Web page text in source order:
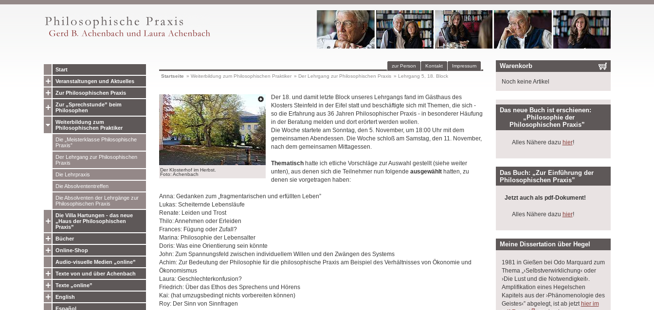
Start
Veranstaltungen und Aktuelles
Zur Philosophischen Praxis
Zur „Sprechstunde” beim
Philosophen
Weiterbildung zum
Philosophischen Praktiker
Die „Meisterklasse Philosophische
Praxis”
Der Lehrgang zur Philosophischen
Praxis
Die Lehrpraxis
Die Absolvententreffen
Die Absolventen der Lehrgänge zur
Philosophischen Praxis
Die Villa Hartungen - das neue
„Haus der Philosophischen
Praxis”
Bücher
Online-Shop
Audio-visuelle Medien „online”
Texte von und über Achenbach
Texte „online”
English
Español
Impressum
Kontakt
zur Person
Startseite » Weiterbildung zum Philosophischen Praktiker » Der Lehrgang zur Philosophischen Praxis » Lehrgang 5, 18. Block
Der Klosterhof im Herbst.
Foto: Achenbach
Der 18. und damit letzte Block unseres Lehrgangs fand im Gästhaus des
Klosters Steinfeld in der Eifel statt und beschäftigte sich mit Themen, die sich -
so die Erfahrung aus 36 Jahren Philosophischer Praxis - in besonderer Häufung
in der Beratung melden und dort erörtert werden wollen.
Die Woche startete am Sonntag, den 5. November, um 18:00 Uhr mit dem
gemeinsamen Abendessen. Die Woche schloß am Samstag, den 11. November,
nach dem gemeinsamen Mittagessen.
Thematisch hatte ich etliche Vorschläge zur Auswahl gestellt (siehe weiter
unten), aus denen sich die Teilnehmer nun folgendeausgewählt hatten, zu
denen sie vorgetragen haben:
Anna: Gedanken zum „fragmentarischen und erfüllten Leben”
Lukas: Scheiternde Lebensläufe
Renate: Leiden und Trost
Thilo: Annehmen oder Erleiden
Frances: Fügung oder Zufall?
Marina: Philosophie der Lebensalter
Doris: Was eine Orientierung sein könnte
John: Zum Spannungsfeld zwischen individuellem Willen und den Zwängen des Systems
Achim: Zur Bedeutung der Philosophie für die philosophische Praxis am Beispiel des Verhältnisses von Ökonomie und
Ökonomismus
Laura: Geschlechterkonfusion?
Friedrich: Über das Ethos des Sprechens und Hörens
Kai: (hat umzugsbedingt nichts vorbereiten können)
Roy: Der Sinn von Sinnfragen
Warenkorb
Noch keine Artikel
Das neue Buch ist erschienen:
„Philosophie der
Philosophischen Praxis”
Alles Nähere dazu hier!
Das Buch: „Zur Einführung der
Philosophischen Praxis”
Jetzt auch als pdf-Dokument!
Alles Nähere dazu hier!
Meine Dissertation über Hegel
1981 in Gießen bei Odo Marquard zum
Thema „›Selbstverwirklichung‹ oder
›Die Lust und die Notwendigkeit‹.
Amplifikation eines Hegelschen
Kapitels aus der ›Phänomenologie des
Geistes‹” abgelegt, ist ab jetzt hier im